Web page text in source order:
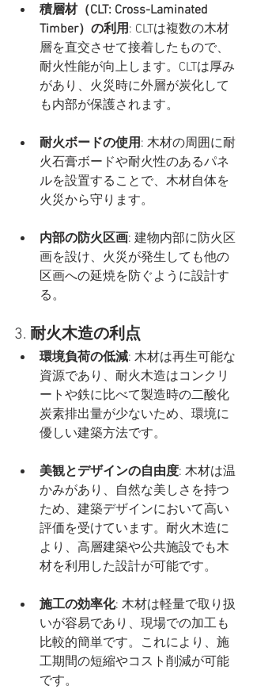
積層材（CLT: Cross-Laminated
Timber）の利用: CLTは複数の木材
層を直交させて接着したもので、
耐火性能が向上します。CLTは厚み
があり、火災時に外層が炭化して
も内部が保護されます。
耐火ボードの使用: 木材の周囲に耐
火石膏ボードや耐火性のあるパネ
ルを設置することで、木材自体を
火災から守ります。
内部の防火区画: 建物内部に防火区
画を設け、火災が発生しても他の
区画への延焼を防ぐように設計す
る。
3. 耐火木造の利点
環境負荷の低減: 木材は再生可能な
資源であり、耐火木造はコンクリ
ートや鉄に比べて製造時の二酸化
炭素排出量が少ないため、環境に
優しい建築方法です。
美観とデザインの自由度: 木材は温
かみがあり、自然な美しさを持つ
ため、建築デザインにおいて高い
評価を受けています。耐火木造に
より、高層建築や公共施設でも木
材を利用した設計が可能です。
施工の効率化: 木材は軽量で取り扱
いが容易であり、現場での加工も
比較的簡単です。これにより、施
工期間の短縮やコスト削減が可能
です。